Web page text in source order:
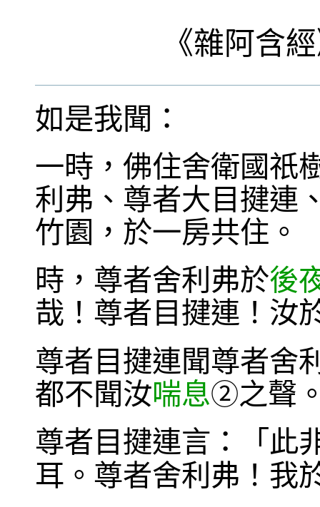
《雜阿含
如是我聞：
一時，佛住舍衛國祇
利弗、尊者大目揵連
竹園，於一房共住。
時，尊者舍利弗於後
哉！尊者目揵連！汝
尊者目揵連聞尊者舍
都不聞汝喘息②之聲
尊者目揵連言：「此
耳。尊者舍利弗！我